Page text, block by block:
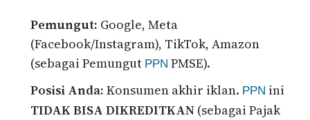
Pemungut: Google, Meta
(Facebook/Instagram), TikTok, Amazon
(sebagai Pemungut PPN PMSE).
Posisi Anda: Konsumen akhir iklan. PPN ini
TIDAK BISA DIKREDITKAN (sebagai Pajak